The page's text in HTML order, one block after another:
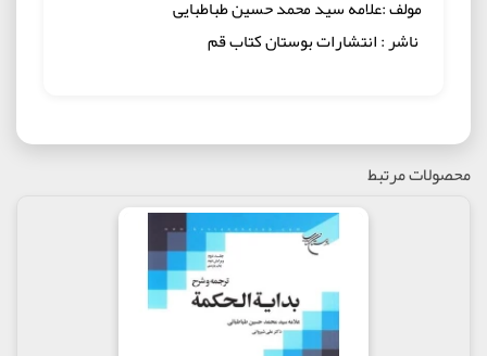
مولف :علامه سید محمد حسین طباطبایی
ناشر : انتشارات بوستان کتاب قم
محصولات مرتبط